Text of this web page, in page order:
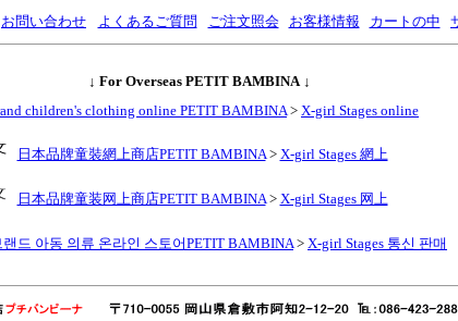
お問い合わせ よくあるご質問 ご注文照会 お客様情報 カートの中
↓ For Overseas PETIT BAMBINA↓
children's clothing online PETIT BAMBINA> X-girl Stages online
日本品牌童裝網上商店PETIT BAMBINA> X-girl Stages 網上
日本品牌童装网上商店PETIT BAMBINA> X-girl Stages 网上
랜드 아동 의류 온라인 스토어PETIT BAMBINA> X-girl Stages 통신 판매